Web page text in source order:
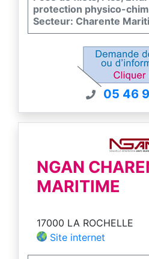
protection physico-
Secteur: Charente
05 46
NGAN
MARITIME
17000 LA ROCHELLE
Site internet